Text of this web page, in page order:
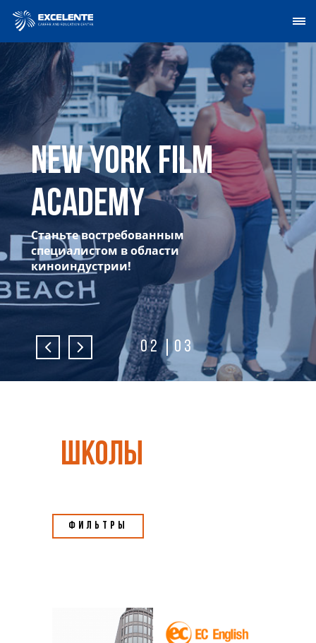
New York Film
Academy
Станьте востребованным
специалистом в области
киноиндустрии!
02 03
школы
Фильтры